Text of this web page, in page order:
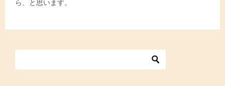
ら、と思います。